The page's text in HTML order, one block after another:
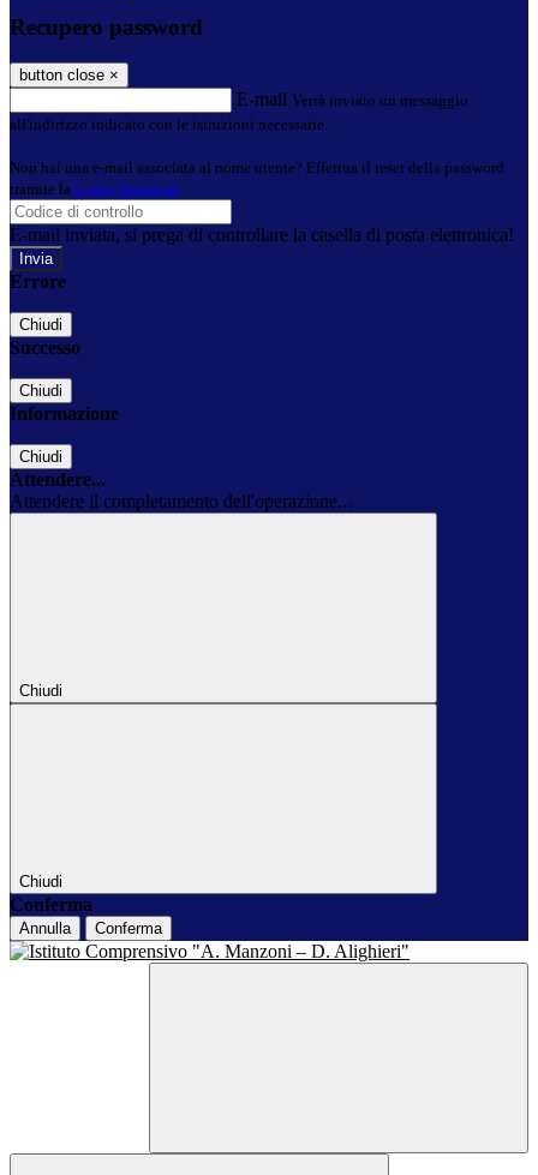
Recupero password
button close ×
E-mail Verrà inviato un messaggio
all'indirizzo indicato con le istruzioni necessarie.
Non hai una e-mail associata al nome utente? Effettua il reset della password
tramite la Login Spaggiari
E-mail inviata, si prega di controllare la casella di posta elettronica!
Errore
Chiudi
Successo
Chiudi
Informazione
Chiudi
Attendere...
Attendere il completamento dell'operazione...
Chiudi
Chiudi
Conferma
Annulla Conferma